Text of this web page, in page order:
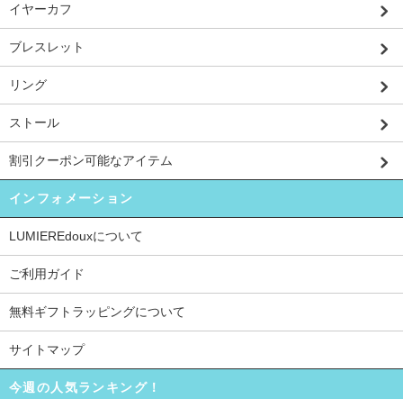
イヤーカフ
ブレスレット
リング
ストール
割引クーポン可能なアイテム
インフォメーション
LUMIEREdouxについて
ご利用ガイド
無料ギフトラッピングについて
サイトマップ
今週の人気ランキング！